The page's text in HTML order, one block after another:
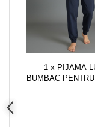
1 x PIJAMA
BUMBAC PENTRU